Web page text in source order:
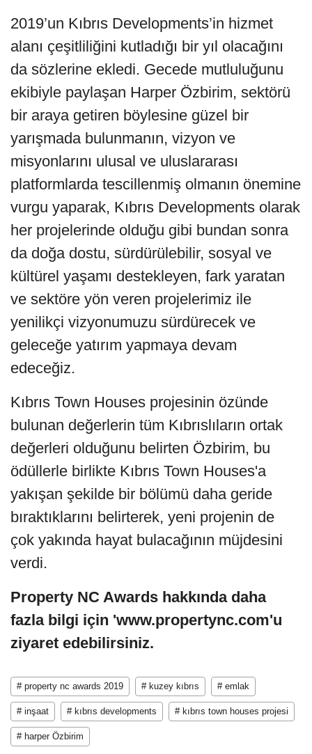
2019’un Kıbrıs Developments’in hizmet
alanı çeşitliliğini kutladığı bir yıl olacağını
da sözlerine ekledi. Gecede mutluluğunu
ekibiyle paylaşan Harper Özbirim, sektörü
bir araya getiren böylesine güzel bir
yarışmada bulunmanın, vizyon ve
misyonlarını ulusal ve uluslararası
platformlarda tescillenmiş olmanın önemine
vurgu yaparak, Kıbrıs Developments olarak
her projelerinde olduğu gibi bundan sonra
da doğa dostu, sürdürülebilir, sosyal ve
kültürel yaşamı destekleyen, fark yaratan
ve sektöre yön veren projelerimiz ile
yenilikçi vizyonumuzu sürdürecek ve
geleceğe yatırım yapmaya devam
edeceğiz.
Kıbrıs Town Houses projesinin özünde
bulunan değerlerin tüm Kıbrıslıların ortak
değerleri olduğunu belirten Özbirim, bu
ödüllerle birlikte Kıbrıs Town Houses'a
yakışan şekilde bir bölümü daha geride
bıraktıklarını belirterek, yeni projenin de
çok yakında hayat bulacağının müjdesini
verdi.
Property NC Awards hakkında daha
fazla bilgi için 'www.propertync.com'u
ziyaret edebilirsiniz.
# property nc awards 2019 # kuzey kıbrıs # emlak
# inşaat # kıbrıs developments # kıbrıs town houses projesi
# harper Özbirim